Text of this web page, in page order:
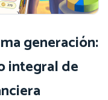
generación:
integral de